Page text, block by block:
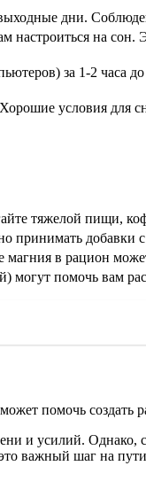
дни.
настроиться на
за 1-2 часа
условия для
тяжелой пищи,
добавки
в рацион
помочь вам
помочь создать
и усилий.
важный шаг на